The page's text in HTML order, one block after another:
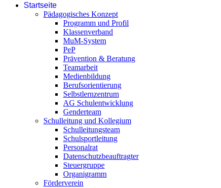
Startseite
Pädagogisches Konzept
Programm und Profil
Klassenverband
MuM-System
PeP
Prävention & Beratung
Teamarbeit
Medienbildung
Berufsorientierung
Selbstlernzentrum
AG Schulentwicklung
Genderteam
Schulleitung und Kollegium
Schulleitungsteam
Schulsportleitung
Personalrat
Datenschutzbeauftragter
Steuergruppe
Organigramm
Förderverein